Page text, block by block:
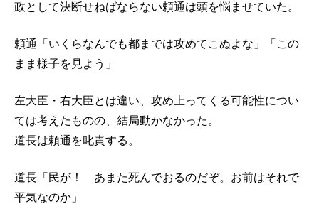
政として決断せねばならない頼通は頭を悩ませていた。
頼通「いくらなんでも都までは攻めてこぬよな」「この
まま様子を見よう」
左大臣・右大臣とは違い、攻め上ってくる可能性につい
ては考えたものの、結局動かなかった。
道長は頼通を叱責する。
道長「民が！ あまた死んでおるのだぞ。お前はそれで
平気なのか」